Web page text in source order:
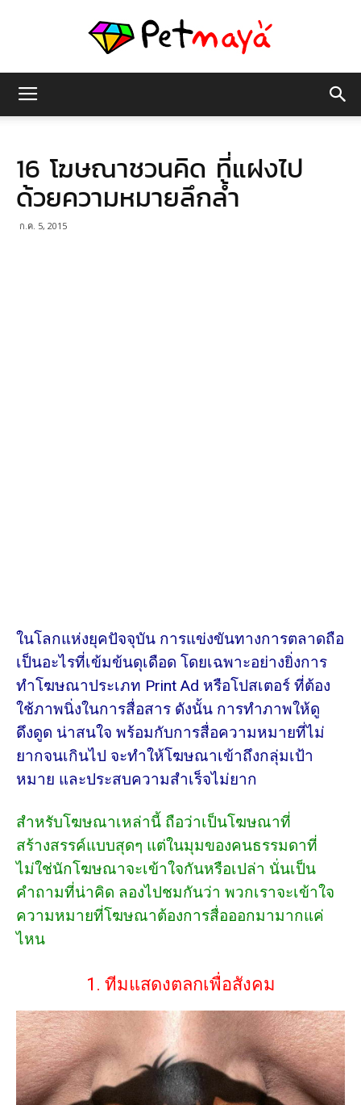
มายา
16 โฆษณาชวนคิด ที่แฝงไป
ด้วยความหมายลึกล้ำ
ก.ค. 5, 2015
ในโลกแห่งยุคปัจจุบัน การแข่งขันทางการตลาดถือ
เป็นอะไรที่เข้มข้นดุเดือด โดยเฉพาะอย่างยิ่งการ
ทำโฆษณาประเภท Print Ad หรือโปสเตอร์ ที่ต้อง
ใช้ภาพนิ่งในการสื่อสาร ดังนั้น การทำภาพให้ดู
ดึงดูด น่าสนใจ พร้อมกับการสื่อความหมายที่ไม่
ยากจนเกินไป จะทำให้โฆษณาเข้าถึงกลุ่มเป้า
หมาย และประสบความสำเร็จไม่ยาก
สำหรับโฆษณาเหล่านี้ ถือว่าเป็นโฆษณาที่
สร้างสรรค์แบบสุดๆ แต่ในมุมของคนธรรมดาที่
ไม่ใช่นักโฆษณาจะเข้าใจกันหรือเปล่า นั่นเป็น
คำถามที่น่าคิด ลองไปชมกันว่า พวกเราจะเข้าใจ
ความหมายที่โฆษณาต้องการสื่อออกมามากแค่
ไหน
1. ทีมแสดงตลกเพื่อสังคม